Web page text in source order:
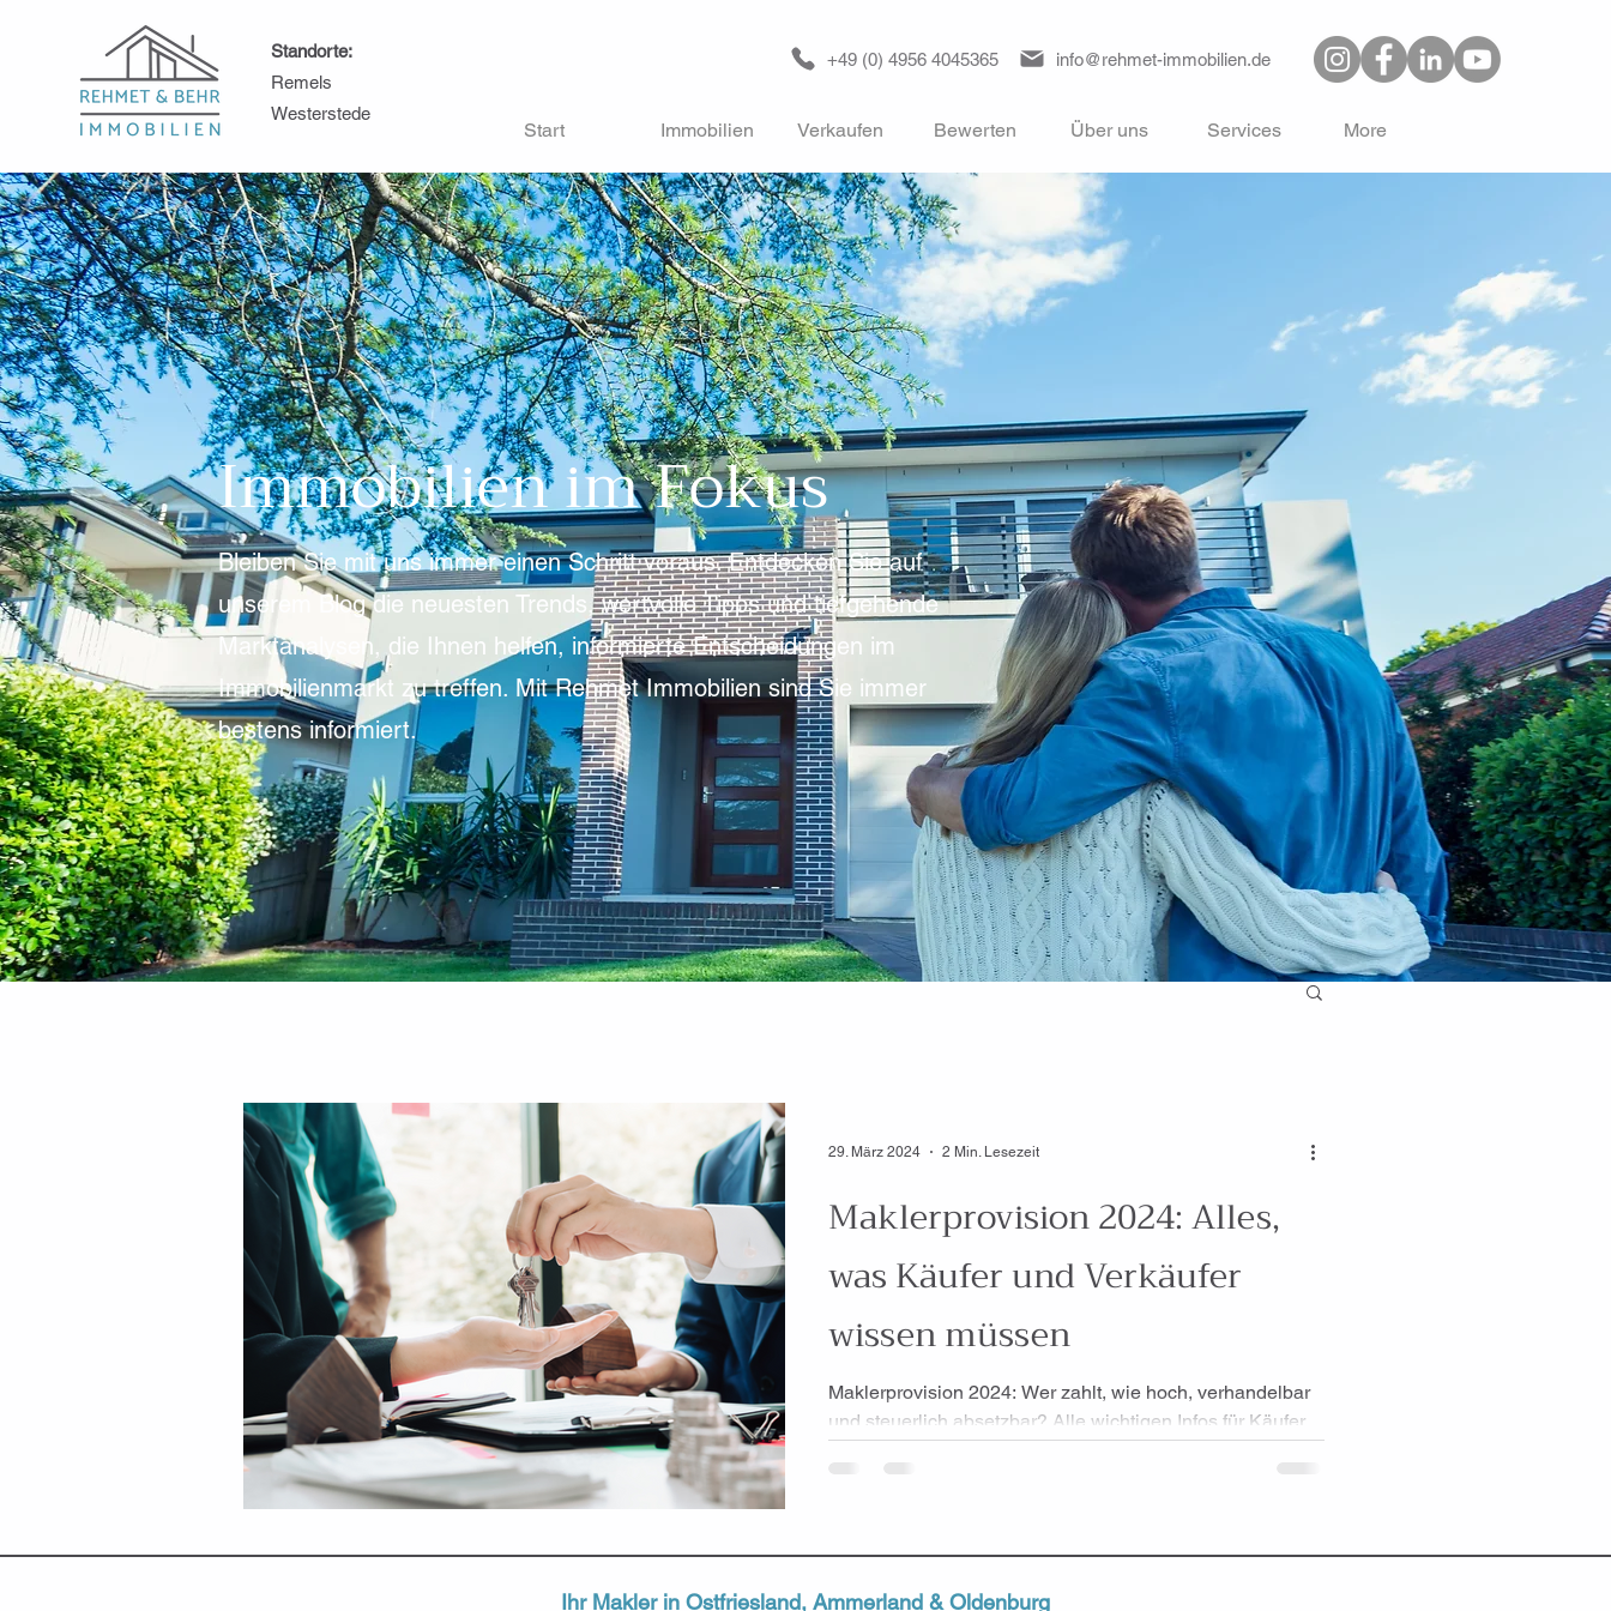
Standorte:
Remels
Westerstede
+49 (0) 4956 4045365 info@rehmet-immobilien.de
Start Immobilien Verkaufen Bewerten Über uns Services More
Immobilien im Fokus
Bleiben Sie mit uns immer einen Schritt voraus. Entdecken Sie auf
unserem Blog die neuesten Trends, wertvolle Tipps und tiefgehende
Marktanalysen, die Ihnen helfen, informierte Entscheidungen im
Immobilienmarkt zu treffen. Mit Rehmet Immobilien sind Sie immer
bestens informiert.
Maklerprovision 2024: Alles,
was Käufer und Verkäufer
wissen müssen
Maklerprovision 2024: Wer zahlt, wie hoch, verhandelbar
und steuerlich absetzbar? Alle wichtigen Infos für Käufer
29. März 2024 2 Min. Lesezeit
Ihr Makler in Ostfriesland, Ammerland & Oldenburg